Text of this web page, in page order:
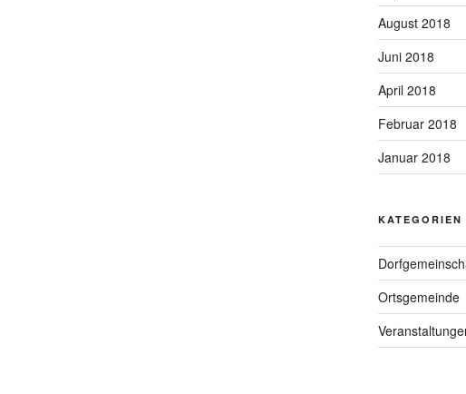
August 2018
Juni 2018
April 2018
Februar 2018
Januar 2018
KATEGORIEN
Ortsgemeinde